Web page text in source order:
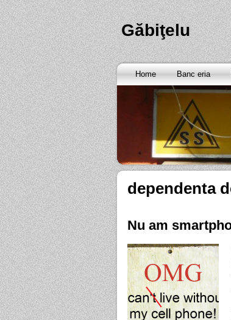
Găbiţelu
Home Banc eria
dependenta
Nu am